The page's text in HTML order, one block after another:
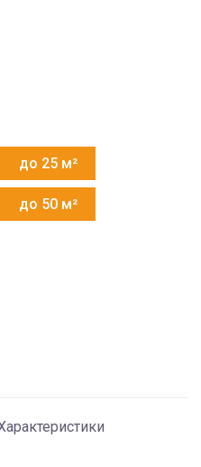
до 25 м²
до 50 м²